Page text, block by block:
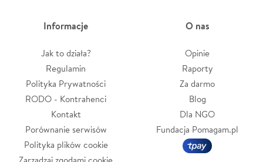
Informacje
Jak to działa?
Regulamin
Polityka Prywatności
RODO - Kontrahenci
Kontakt
Porównanie serwisów
Polityka plików cookie
O nas
Opinie
Raporty
Za darmo
Blog
Dla NGO
Fundacja Pomagam.pl